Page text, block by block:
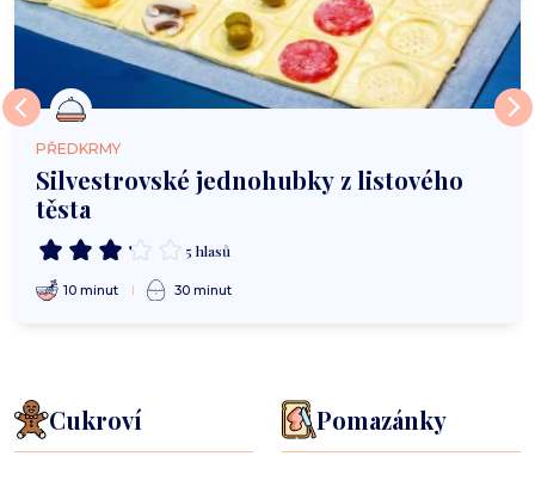
PŘEDKRMY
Silvestrovské jednohubky z listového
těsta
5 hlasů
10 minut 30 minut
Cukroví Pomazánky